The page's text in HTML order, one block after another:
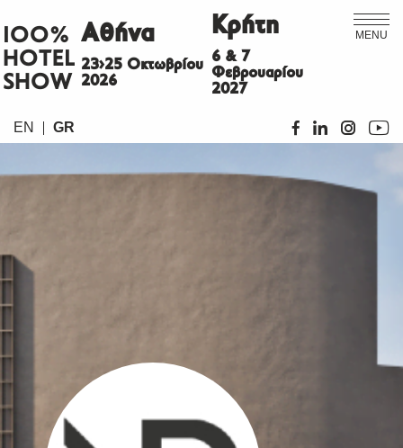
MENU
ΙΟΟ%
HOTEL
SHOW
Αθήνα
23>25 Οκτωβρίου
2026
Κρήτη
6 & 7
Φεβρουαρίου
2027
EN GR